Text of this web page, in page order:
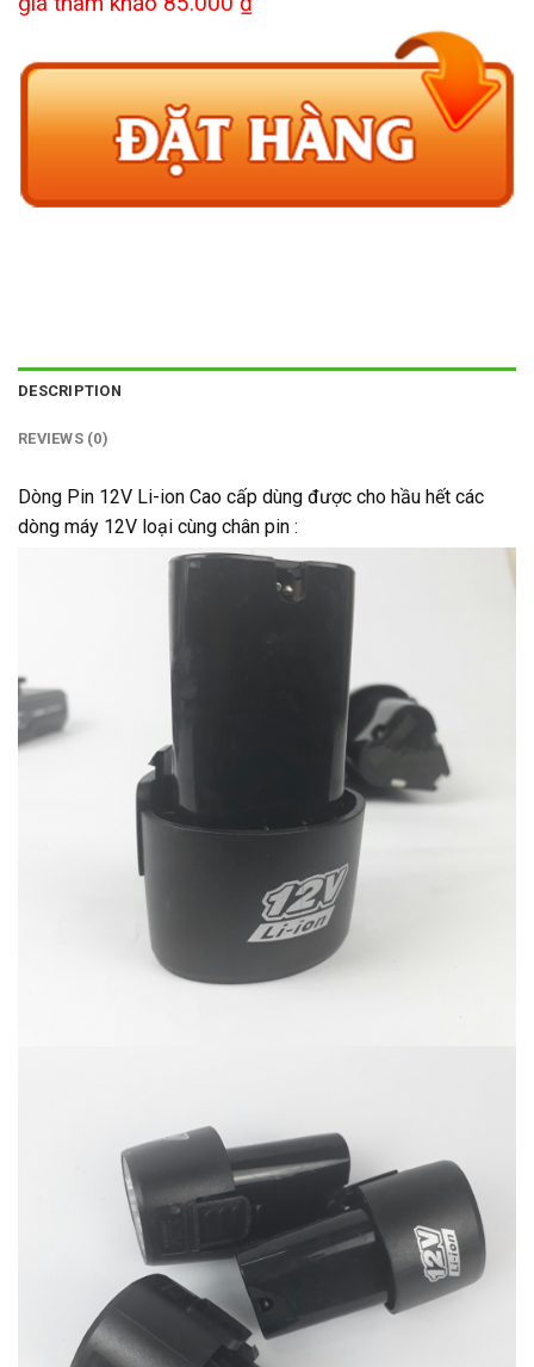
DESCRIPTION
REVIEWS (0)
Dòng Pin 12V Li-ion Cao cấp dùng được cho hầu hết các
dòng máy 12V loại cùng chân pin :